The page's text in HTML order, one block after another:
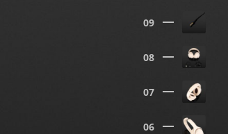
06
07
08
09